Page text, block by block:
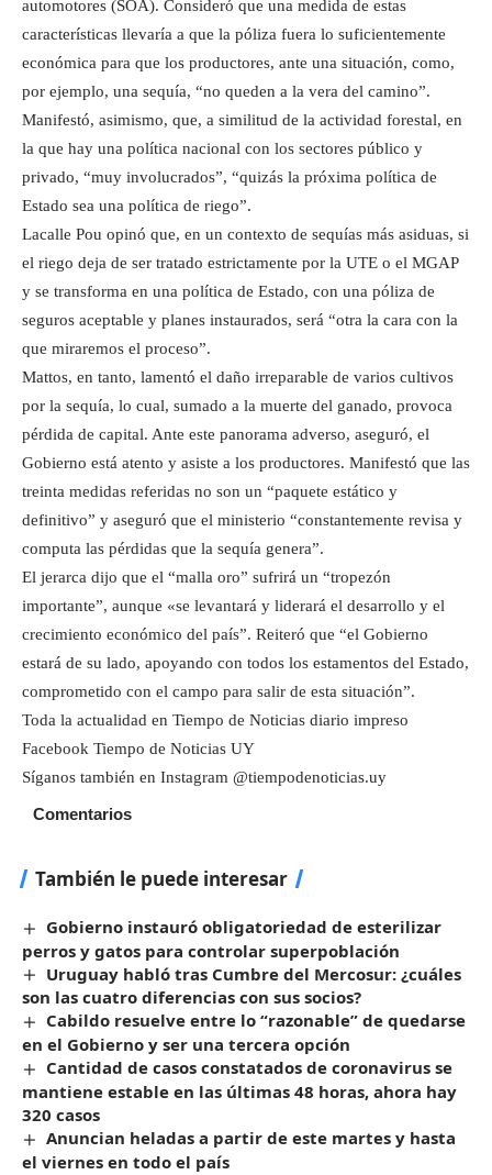
automotores (SOA). Consideró que una medida de estas
características llevaría a que la póliza fuera lo suficientemente
económica para que los productores, ante una situación, como,
por ejemplo, una sequía, “no queden a la vera del camino”.
Manifestó, asimismo, que, a similitud de la actividad forestal, en
la que hay una política nacional con los sectores público y
privado, “muy involucrados”, “quizás la próxima política de
Estado sea una política de riego”.
Lacalle Pou opinó que, en un contexto de sequías más asiduas, si
el riego deja de ser tratado estrictamente por la UTE o el MGAP
y se transforma en una política de Estado, con una póliza de
seguros aceptable y planes instaurados, será “otra la cara con la
que miraremos el proceso”.
Mattos, en tanto, lamentó el daño irreparable de varios cultivos
por la sequía, lo cual, sumado a la muerte del ganado, provoca
pérdida de capital. Ante este panorama adverso, aseguró, el
Gobierno está atento y asiste a los productores. Manifestó que las
treinta medidas referidas no son un “paquete estático y
definitivo” y aseguró que el ministerio “constantemente revisa y
computa las pérdidas que la sequía genera”.
El jerarca dijo que el “malla oro” sufrirá un “tropezón
importante”, aunque «se levantará y liderará el desarrollo y el
crecimiento económico del país”. Reiteró que “el Gobierno
estará de su lado, apoyando con todos los estamentos del Estado,
comprometido con el campo para salir de esta situación”.
Toda la actualidad en Tiempo de Noticias diario impreso
Facebook Tiempo de Noticias UY
Síganos también en Instagram @tiempodenoticias.uy
Comentarios
También le puede interesar
Gobierno instauró obligatoriedad de esterilizar
perros y gatos para controlar superpoblación
Uruguay habló tras Cumbre del Mercosur: ¿cuáles
son las cuatro diferencias con sus socios?
Cabildo resuelve entre lo “razonable” de quedarse
en el Gobierno y ser una tercera opción
Cantidad de casos constatados de coronavirus se
mantiene estable en las últimas 48 horas, ahora hay
320 casos
Anuncian heladas a partir de este martes y hasta
el viernes en todo el país